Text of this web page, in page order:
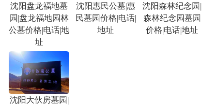
沈阳盘龙福地墓
园|盘龙福地园林
公墓价格|电话|地
址
沈阳惠民公墓|惠
民墓园价格|电话|
地址
沈阳森林纪念园|
森林纪念园墓园
价格|电话|地址
沈阳大伙房墓园|